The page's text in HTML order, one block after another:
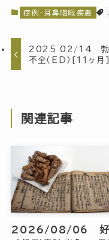
症例-耳鼻咽喉疾患
2025 02/14 勃
不全（ED）[11ヶ月]
関連記事
2026/08/06 好